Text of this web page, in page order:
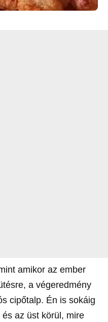
amikor az ember
a végeredmény
cipőtalp. Én is sokáig
az üst körül, mire